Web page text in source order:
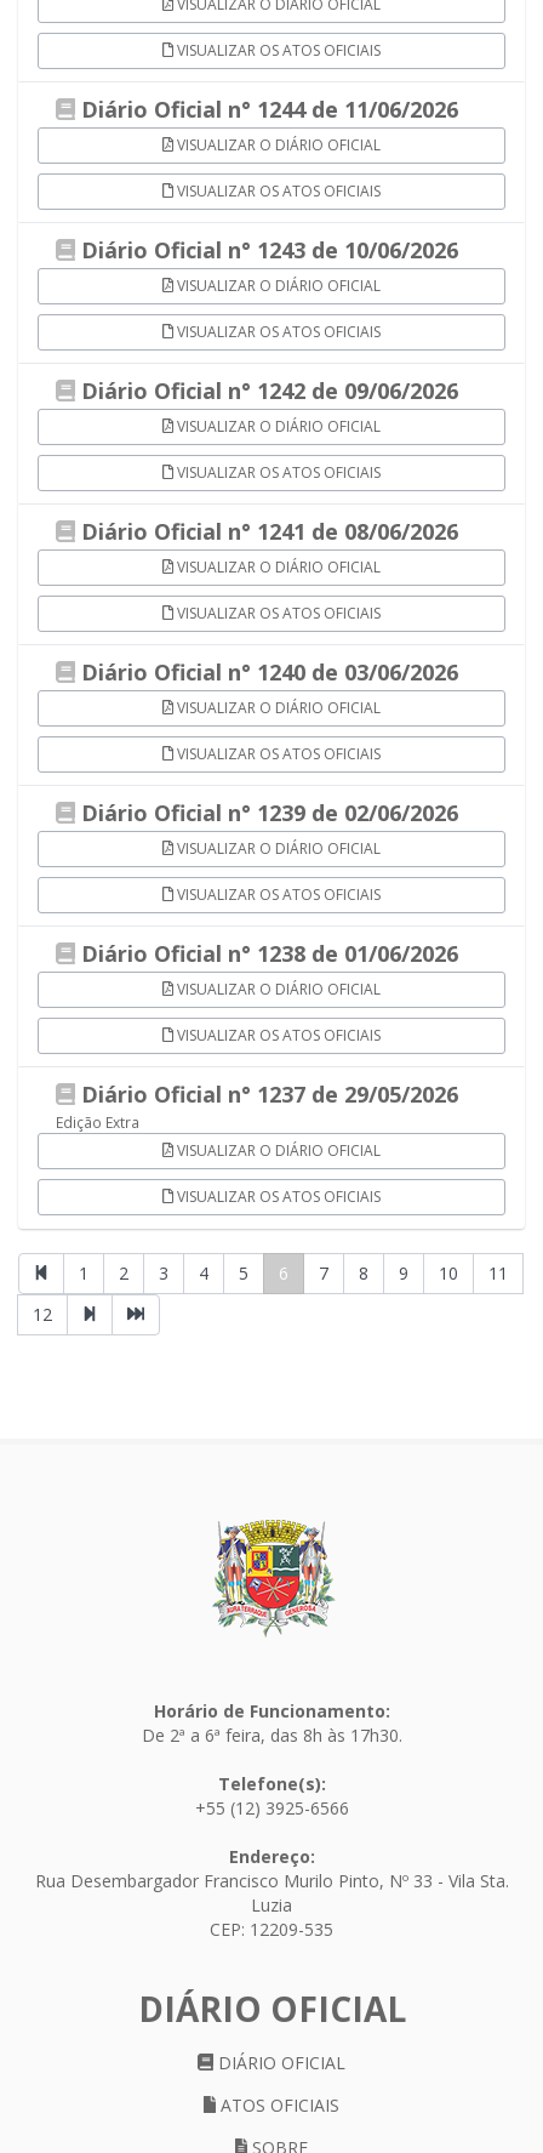
VISUALIZAR OS ATOS OFICIAIS
Diário Oficial n° 1244 de 11/06/2026
VISUALIZAR O DIÁRIO OFICIAL
VISUALIZAR OS ATOS OFICIAIS
Diário Oficial n° 1243 de 10/06/2026
VISUALIZAR O DIÁRIO OFICIAL
VISUALIZAR OS ATOS OFICIAIS
Diário Oficial n° 1242 de 09/06/2026
VISUALIZAR O DIÁRIO OFICIAL
VISUALIZAR OS ATOS OFICIAIS
Diário Oficial n° 1241 de 08/06/2026
VISUALIZAR O DIÁRIO OFICIAL
VISUALIZAR OS ATOS OFICIAIS
Diário Oficial n° 1240 de 03/06/2026
VISUALIZAR O DIÁRIO OFICIAL
VISUALIZAR OS ATOS OFICIAIS
Diário Oficial n° 1239 de 02/06/2026
VISUALIZAR O DIÁRIO OFICIAL
VISUALIZAR OS ATOS OFICIAIS
Diário Oficial n° 1238 de 01/06/2026
VISUALIZAR O DIÁRIO OFICIAL
VISUALIZAR OS ATOS OFICIAIS
Diário Oficial n° 1237 de 29/05/2026
Edição Extra
VISUALIZAR O DIÁRIO OFICIAL
VISUALIZAR OS ATOS OFICIAIS
1 2 3 4 5 6 7 8 9 10
11
12
Horário de Funcionamento:
De 2ª a 6ª feira, das 8h às 17h30.
Telefone(s):
+55 (12) 3925-6566
Endereço:
Rua Desembargador Francisco Murilo Pinto, Nº 33 - Vila Sta.
Luzia
CEP: 12209-535
DIÁRIO OFICIAL
DIÁRIO OFICIAL
ATOS OFICIAIS
SOBRE